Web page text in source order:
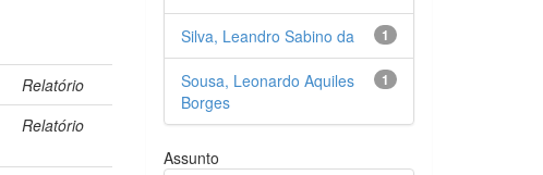
Relatório
Relatório
1
Silva, Leandro Sabino da
1
Sousa, Leonardo Aquiles
Borges
Assunto